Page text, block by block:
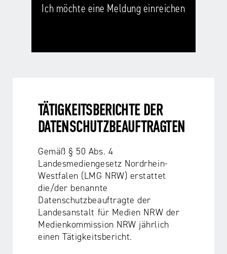
Ich möchte eine Meldung einreichen
TÄTIGKEITSBERICHTE DER
DATENSCHUTZBEAUFTRAGTEN
Gemäß § 50 Abs. 4
Landesmediengesetz Nordrhein-
Westfalen (LMG NRW) erstattet
die/der benannte
Datenschutzbeauftragte der
Landesanstalt für Medien NRW der
Medienkommission NRW jährlich
einen Tätigkeitsbericht.